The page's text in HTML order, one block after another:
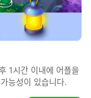
능성이 있습니다.